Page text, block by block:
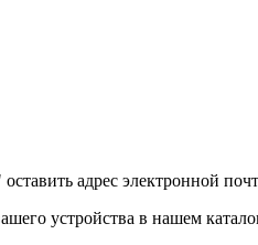
адрес электронной
устройства в нашем